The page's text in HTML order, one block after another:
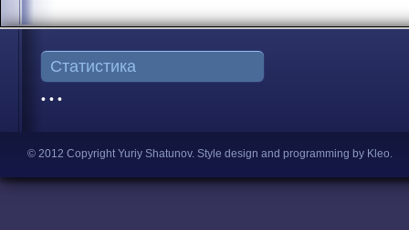
Статистика
• • •
© 2012 Copyright Yuriy Shatunov. Style design and programming by Kleo.